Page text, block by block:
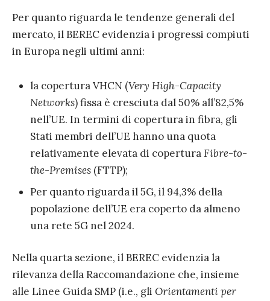
Per quanto riguarda le tendenze generali del
mercato, il BEREC evidenzia i progressi compiuti
in Europa negli ultimi anni:
la copertura VHCN (Very High-Capacity
Networks) fissa è cresciuta dal 50% all’82,5%
nell’UE. In termini di copertura in fibra, gli
Stati membri dell’UE hanno una quota
relativamente elevata di coperturaFibre-to-
the-Premises (FTTP);
Per quanto riguarda il 5G, il 94,3% della
popolazione dell’UE era coperto da almeno
una rete 5G nel 2024.
Nella quarta sezione, il BEREC evidenzia la
rilevanza della Raccomandazione che, insieme
alle Linee Guida SMP (i.e., gli Orientamenti per